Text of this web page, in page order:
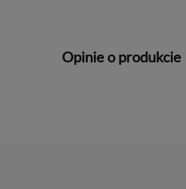
Opinie o produkcie